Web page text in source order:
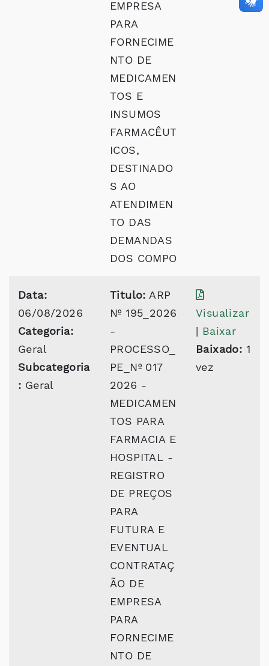
EMPRESA
PARA
FORNECIME
NTO DE
MEDICAMEN
TOS E
INSUMOS
FARMACÊUT
ICOS,
DESTINADO
S AO
ATENDIMEN
TO DAS
DEMANDAS
DOS COMPO
Data:
06/08/2026
Categoria:
Geral
Subcategoria
: Geral
Titulo: ARP
Nº 195_2026
-
PROCESSO_
PE_Nº 017
2026 -
MEDICAMEN
TOS PARA
FARMACIA E
HOSPITAL -
REGISTRO
DE PREÇOS
PARA
FUTURA E
EVENTUAL
CONTRATAÇ
ÃO DE
EMPRESA
PARA
FORNECIME
NTO DE
Visualizar
| Baixar
Baixado: 1
vez